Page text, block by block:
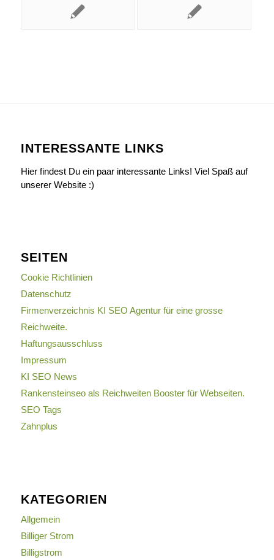
INTERESSANTE LINKS
Hier findest Du ein paar interessante Links! Viel Spaß auf
unserer Website :)
SEITEN
Cookie Richtlinien
Datenschutz
Firmenverzeichnis KI SEO Agentur für eine grosse
Reichweite.
Haftungsausschluss
Impressum
KI SEO News
Rankensteinseo als Reichweiten Booster für Webseiten.
SEO Tags
Zahnplus
KATEGORIEN
Allgemein
Billiger Strom
Billigstrom